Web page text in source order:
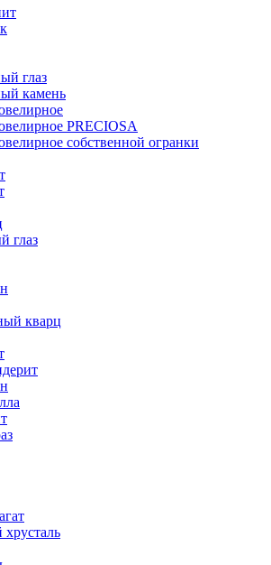
глаз
камень
PRECIOSA
собственной огранки
глаз
кварц